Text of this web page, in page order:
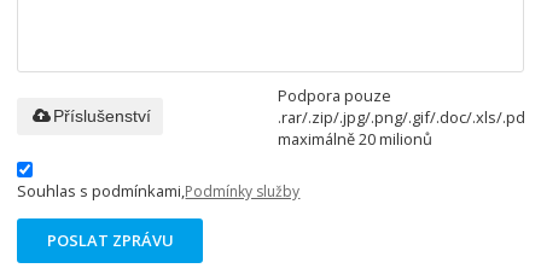
Podpora pouze
.rar/.zip/.jpg/.png/.gif/.doc/.xls/.pdf,
maximálně 20 milionů
Příslušenství
Souhlas s podmínkami,Podmínky služby
POSLAT ZPRÁVU